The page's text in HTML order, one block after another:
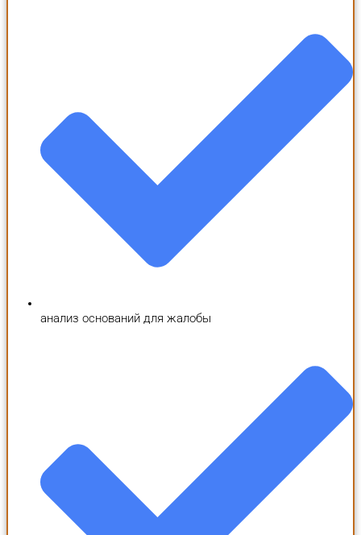
анализ оснований для жалобы